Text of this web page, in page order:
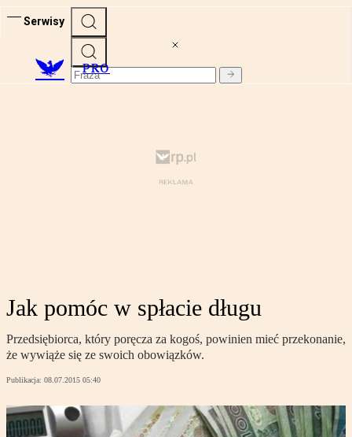
Serwisy
PRO
Jak pomóc w spłacie długu
Przedsiębiorca, który poręcza za kogoś, powinien mieć przekonanie,
że wywiąże się ze swoich obowiązków.
Publikacja: 08.07.2015 05:40